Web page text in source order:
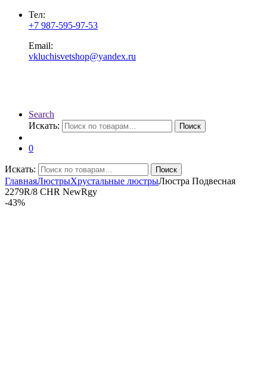
Тел:
+7 987-595-97-53
Email:
vkluchisvetshop@yandex.ru
Search
Искать:
Поиск
0
Искать: Поиск
ГлавнаяЛюстрыХрустальные люстрыЛюстра Подвесная
2279R/8 CHR NewRgy
-43%